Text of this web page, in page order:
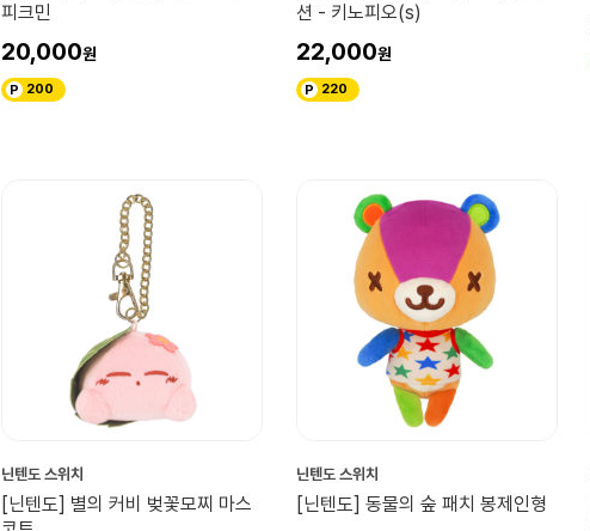
피크민
20,000
200
션 - 키노피오(s)
22,000
220
닌텐도 스위치
[닌텐도] 별의 커비 벚꽃모찌 마스
닌텐도 스위치
[닌텐도] 동물의 숲 패치 봉제인형